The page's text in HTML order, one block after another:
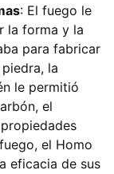
: El fuego le
la forma y la
para fabricar
la
le permitió
el
el Homo
eficacia de sus